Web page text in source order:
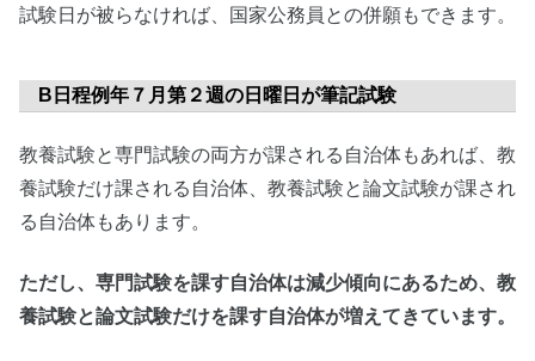
試験日が被らなければ、国家公務員との併願もできます。
B日程例年７月第２週の日曜日が筆記試験
教養試験と専門試験の両方が課される自治体もあれば、教
養試験だけ課される自治体、教養試験と論文試験が課され
る自治体もあります。
ただし、専門試験を課す自治体は減少傾向にあるため、教
養試験と論文試験だけを課す自治体が増えてきています。